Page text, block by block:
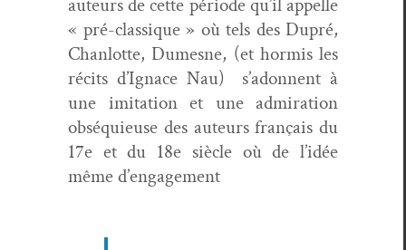
auteurs de cette péri­ode qu’il appelle
« pré-clas­sique » où tels des Dupré,
Chan­lotte, Dumesne, (et hormis les
réc­its d’I­gnace Nau) s’adon­nent à
une imi­ta­tion et une admi­ra­tion
obséquieuse des auteurs français du
17e et du 18e siè­cle où de l’idée
même d’engagement